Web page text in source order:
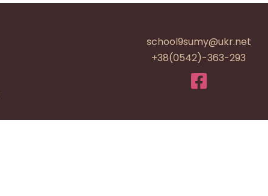
school9sumy@ukr.net
+38(0542)-363-293